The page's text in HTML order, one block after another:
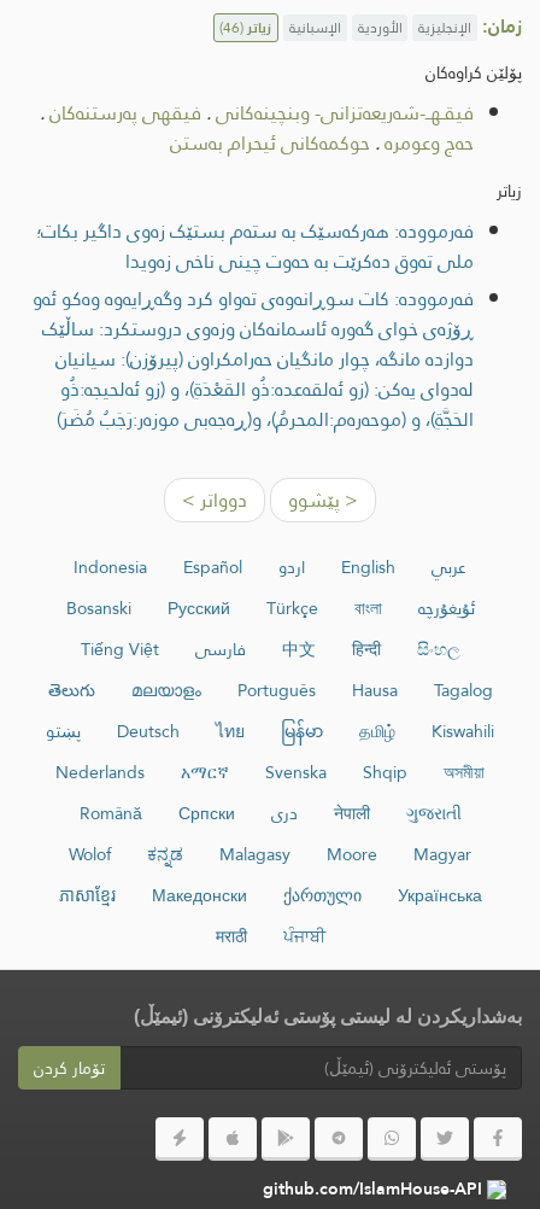
زمان: الإنجليزية الأوردية الإسبانية زیاتر(46)
پۆلێن کراوەکان
فیقـهــ-شەریعەتزانی- وبنچینەکانی. فیقهی پەرستنەكان.
حەج وعومرە. حوکمەکانی ئیحرام بەستن
زیاتر
فەرموودە: هەرکەسێک بە ستەم بستێک زەوی داگیر بکات؛
ملی تەوق دەکرێت بە حەوت چینی ناخی زەویدا
فەرموودە: کات سوڕانەوەى تەواو کرد وگەڕایەوە وەکو ئەو
ڕۆژەی خواى گەورە ئاسمانەکان وزەوی دروستکرد: ساڵێک
دوازدە مانگە، چوار مانگیان حەرامکراون (پیرۆزن): سیانیان
لەدوای یەکن: (زو ئەلقەعدە:ذُو القَعْدَةِ)، و (زو ئەلحیجە:ذُو
الحَجَّةِ)، و (موحەرەم:المحرمُ)، و(ڕەجەبی موزەر:رَجَبُ مُضَرَ)
< پێشوو دوواتر >
عربي English اردو Español
Indonesia
ئۇيغۇرچە
বাংলা
Türkçe
Русский
Bosanski
සිංහල
हिन्दी
中文 فارسی
Tiếng Việt
Tagalog
Hausa
Português
മലയാളം
తెలుగు
Kiswahili
தமிழ்
မြန်မာ
ไทย
Deutsch
پښتو
অসমীয়া
Shqip
Svenska
አማርኛ
Nederlands
ગુજરાતી
नेपाली دری Српски
Română
Magyar
Moore
Malagasy
ಕನ್ನಡ
Wolof
Українська
ქართული
Македонски
ភាសាខ្មែរ
ਪੰਜਾਬੀ
मराठी
بەشداریکردن لە لیستی پۆستی ئەلیکترۆنی (ئیمێڵ)
تۆمار کردن
github.com/IslamHouse-API